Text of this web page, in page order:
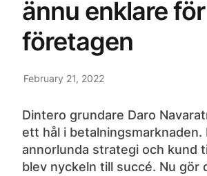
ännu enklare för
företagen
February 21, 2022
‍Dintero grundare Daro
ett hål i betalningsmarknaden.
annorlunda strategi och kund
blev nyckeln till succé. Nu gör